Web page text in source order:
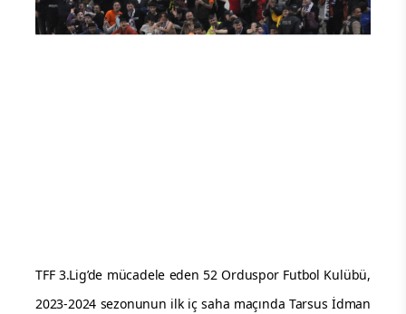
TFF 3.Lig’de mücadele eden 52 Orduspor Futbol Kulübü,
2023-2024 sezonunun ilk iç saha maçında Tarsus İdman